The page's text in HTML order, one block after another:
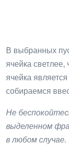
В выбранных
ячейка
ячейка
собираемся
Не
выделенном
в любом случае.